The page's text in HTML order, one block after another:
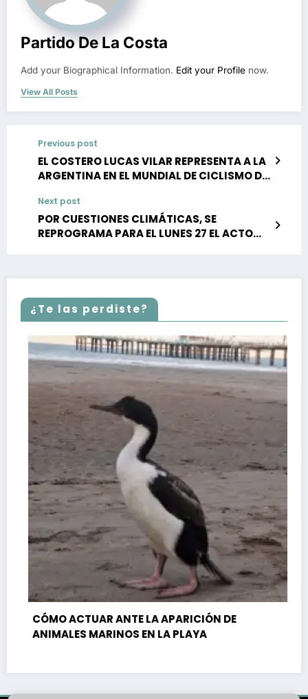
Partido De La Costa
Add your Biographical Information. Edit your Profile now.
View All Posts
Previous post
EL COSTERO LUCAS VILAR REPRESENTA A LA
ARGENTINA EN EL MUNDIAL DE CICLISMO DE
Next post
POR CUESTIONES CLIMÁTICAS, SE
REPROGRAMA PARA EL LUNES 27 EL ACTO
¿Te las perdiste?
CÓMO ACTUAR ANTE LA APARICIÓN DE
ANIMALES MARINOS EN LA PLAYA